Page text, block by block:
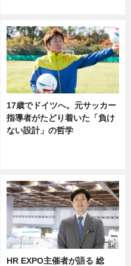
17歳でドイツへ。元サッカー
指導者がたどり着いた「負け
ない設計」の哲学
HR EXPO主催者が語る 総